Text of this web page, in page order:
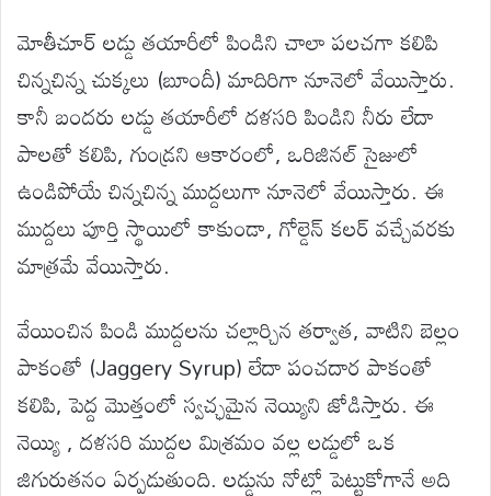
మోతీచూర్ లడ్డు తయారీలో పిండిని చాలా పలచగా కలిపి
చిన్నచిన్న చుక్కలు (బూందీ) మాదిరిగా నూనెలో వేయిస్తారు.
కానీ బందరు లడ్డు తయారీలో దళసరి పిండిని నీరు లేదా
పాలతో కలిపి, గుండ్రని ఆకారంలో, ఒరిజినల్ సైజులో
ఉండిపోయే చిన్నచిన్న ముద్దలుగా నూనెలో వేయిస్తారు. ఈ
ముద్దలు పూర్తి స్థాయిలో కాకుండా, గోల్డెన్ కలర్ వచ్చేవరకు
మాత్రమే వేయిస్తారు.
వేయించిన పిండి ముద్దలను చల్లార్చిన తర్వాత, వాటిని బెల్లం
పాకంతో (Jaggery Syrup) లేదా పంచదార పాకంతో
కలిపి, పెద్ద మొత్తంలో స్వచ్ఛమైన నెయ్యిని జోడిస్తారు. ఈ
నెయ్యి , దళసరి ముద్దల మిశ్రమం వల్ల లడ్డులో ఒక
జిగురుతనం ఏర్పడుతుంది. లడ్డును నోట్లో పెట్టుకోగానే అది